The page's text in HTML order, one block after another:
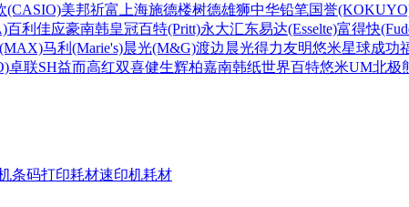
(CASIO)美邦祈富 上海施德楼树德雄狮中华铅笔国誉
百利佳应豪南韩皇冠百特(Pritt)永大汇东易达(Esselte)富得快
马利(Marie's)晨光(M&G)渡边 晨光得力友明悠米星球成功
卓联SH益而高红双喜健生辉柏嘉南韩纸世界百特悠米UM北极
条码打印耗材速印机耗材